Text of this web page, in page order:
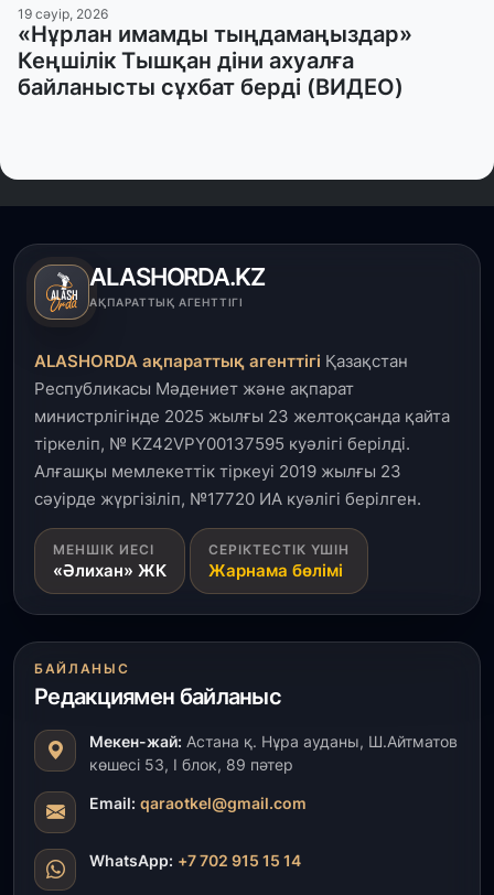
19 сәуір, 2026
«Нұрлан имамды тыңдамаңыздар»
Кеңшілік Тышқан діни ахуалға
байланысты сұхбат берді (ВИДЕО)
ALASHORDA.KZ
АҚПАРАТТЫҚ АГЕНТТІГІ
ALASHORDA ақпараттық агенттігі Қазақстан
Республикасы Мәдениет және ақпарат
министрлігінде 2025 жылғы 23 желтоқсанда қайта
тіркеліп, № KZ42VPY00137595 куәлігі берілді.
Алғашқы мемлекеттік тіркеуі 2019 жылғы 23
сәуірде жүргізіліп, №17720 ИА куәлігі берілген.
МЕНШІК ИЕСІ
«Әлихан» ЖК
СЕРІКТЕСТІК ҮШІН
Жарнама бөлімі
БАЙЛАНЫС
Редакциямен байланыс
Мекен-жай: Астана қ. Нұра ауданы, Ш.Айтматов
көшесі 53, І блок, 89 пәтер
Email: qaraotkel@gmail.com
WhatsApp: +7 702 915 15 14